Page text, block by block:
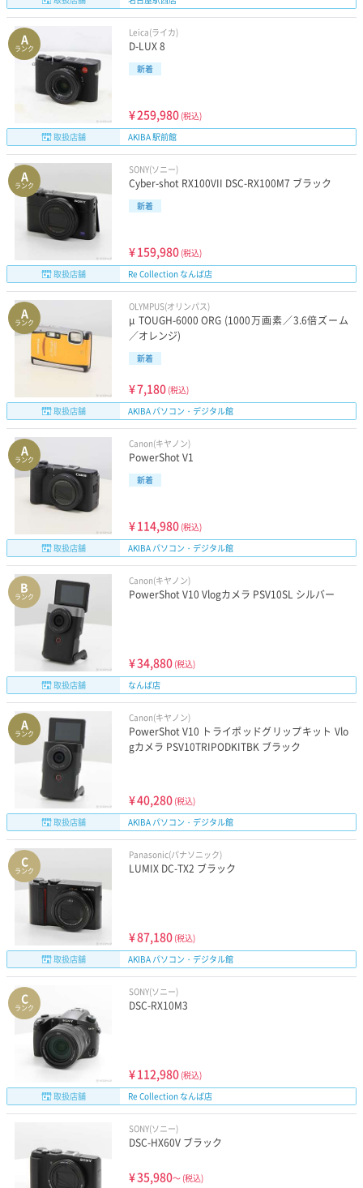
A
ランク
Leica(ライカ)
D-LUX 8
新着
¥259,980 (税込)
取扱店舗
AKIBA 駅前館
A
ランク
SONY(ソニー)
Cyber-shot RX100VII DSC-RX100M7 ブラック
新着
¥159,980 (税込)
取扱店舗
Re Collection なんば店
A
ランク
OLYMPUS(オリンパス)
μ TOUGH-6000 ORG (1000万画素／3.6倍ズーム
／オレンジ)
新着
¥7,180 (税込)
取扱店舗
AKIBA パソコン・デジタル館
A
ランク
Canon(キヤノン)
PowerShot V1
新着
¥114,980 (税込)
取扱店舗
AKIBA パソコン・デジタル館
B
ランク
Canon(キヤノン)
PowerShot V10 Vlogカメラ PSV10SL シルバー
¥34,880 (税込)
取扱店舗
なんば店
A
ランク
Canon(キヤノン)
PowerShot V10 トライポッドグリップキット Vlo
gカメラ PSV10TRIPODKITBK ブラック
¥40,280 (税込)
取扱店舗
AKIBA パソコン・デジタル館
C
ランク
Panasonic(パナソニック)
LUMIX DC-TX2 ブラック
¥87,180 (税込)
取扱店舗
AKIBA パソコン・デジタル館
C
ランク
SONY(ソニー)
DSC-RX10M3
¥112,980 (税込)
取扱店舗
Re Collection なんば店
SONY(ソニー)
DSC-HX60V ブラック
¥35,980～ (税込)